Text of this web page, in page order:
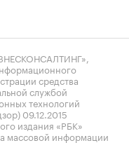
средства
службой
технологий
09.12.2015
издания «РБК»
массовой информации